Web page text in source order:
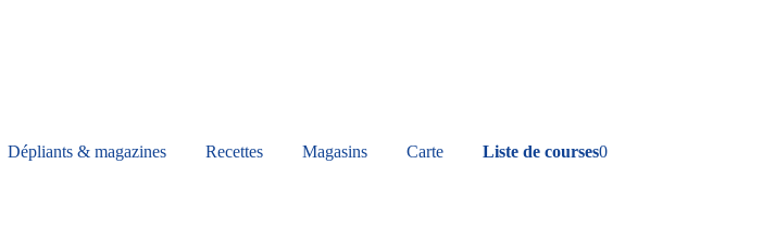
Dépliants & magazines Recettes Magasins Carte Liste de courses0